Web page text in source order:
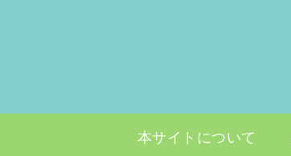
本サイトについて